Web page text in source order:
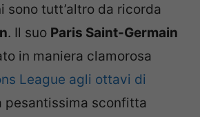
sono tutt’altro da ricorda
. Il suo Paris Saint-Germain
in maniera clamorosa
League agli ottavi di
pesantissima sconfitta